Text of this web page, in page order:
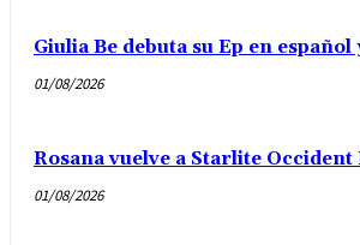
Giulia Be debuta su Ep en
01/08/2026
Rosana vuelve a Starlite
01/08/2026